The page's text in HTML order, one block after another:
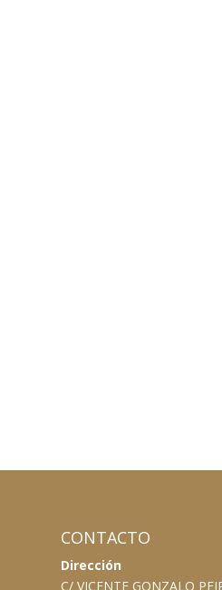
CONTACTO
Dirección
C/ VICENTE GONZALO